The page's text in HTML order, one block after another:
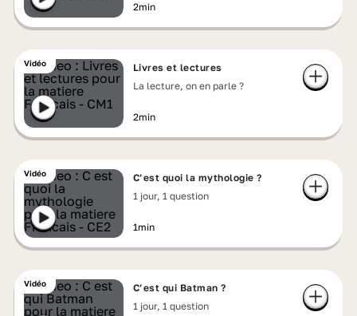
2min
Vidéo
Livres et lectures
La lecture, on en parle ?
2min
Vidéo
C’est quoi la mythologie ?
1 jour, 1 question
1min
Vidéo
C’est qui Batman ?
1 jour, 1 question